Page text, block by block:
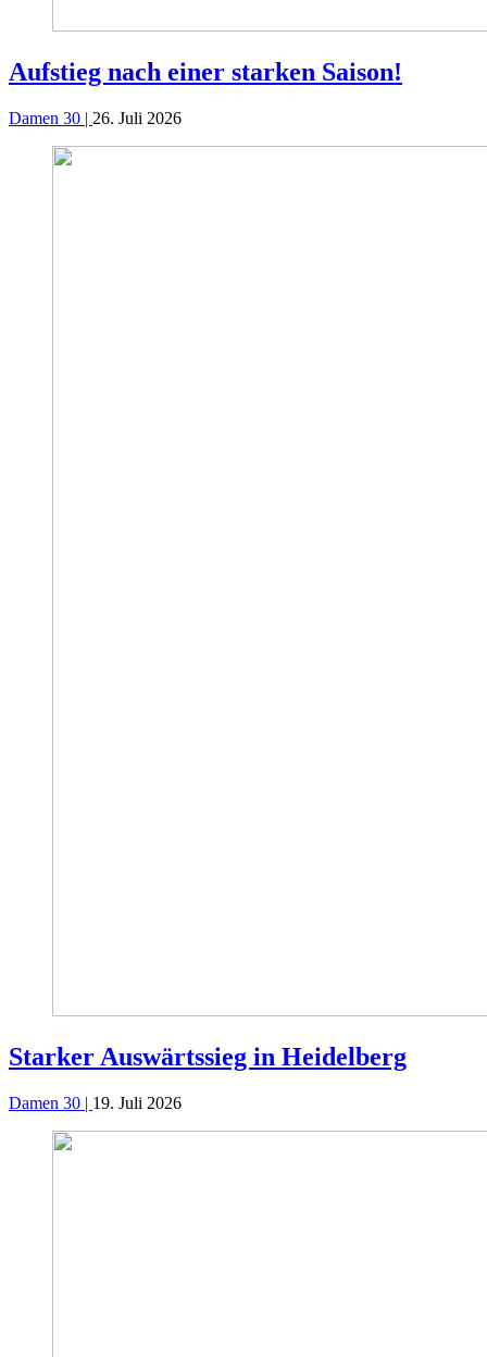
Aufstieg nach einer starken Saison!
Damen 30 | 26. Juli 2026
Starker Auswärtssieg in Heidelberg
Damen 30 | 19. Juli 2026